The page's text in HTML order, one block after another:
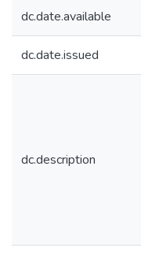
dc.date.available
dc.date.issued
dc.description